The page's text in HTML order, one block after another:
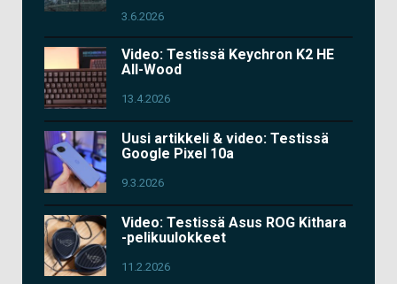
3.6.2026
Video: Testissä Keychron K2 HE
All-Wood
13.4.2026
Uusi artikkeli & video: Testissä
Google Pixel 10a
9.3.2026
Video: Testissä Asus ROG Kithara
-pelikuulokkeet
11.2.2026